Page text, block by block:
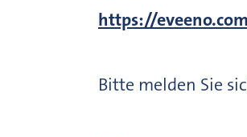
https://
Bitte melden Sie